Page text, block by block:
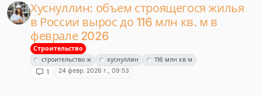
Хуснуллин: объем строящегося жилья
в России вырос до 116 млн кв. м в
феврале 2026
Строительство
строительство ж
хуснуллин 116 млн кв м
1 24 февр. 2026 г., 09:53